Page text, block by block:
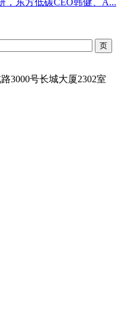
，东方低碳CEO韩健、A...
3000号长城大厦2302室